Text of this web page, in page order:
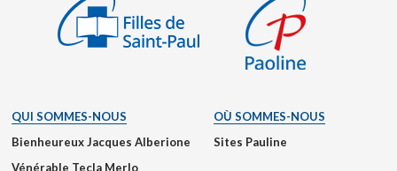
QUI SOMMES-NOUS
Bienheureux Jacques Alberione
Vénérable Tecla Merlo
OÙ SOMMES-NOUS
Sites Pauline